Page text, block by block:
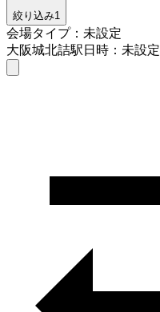
絞り込み1
会場タイプ：未設定
大阪城北詰駅日時：未設定